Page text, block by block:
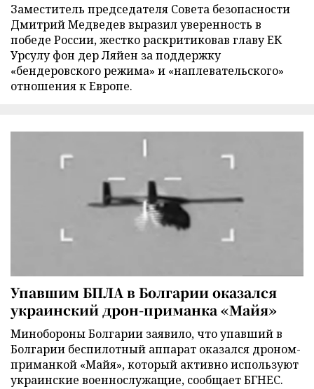
Заместитель председателя Совета безопасности
Дмитрий Медведев выразил уверенность в
победе России, жестко раскритиковав главу ЕК
Урсулу фон дер Ляйен за поддержку
«бендеровского режима» и «наплевательского»
отношения к Европе.
Упавшим БПЛА в Болгарии оказался
украинский дрон-приманка «Майя»
Минобороны Болгарии заявило, что упавший в
Болгарии беспилотный аппарат оказался дроном-
приманкой «Майя», который активно используют
украинские военнослужащие, сообщает БГНЕС.